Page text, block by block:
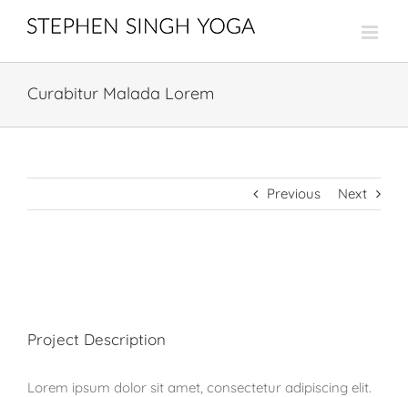
content
Curabitur Malada Lorem
Previous Next
Project Description
Lorem ipsum dolor sit amet, consectetur adipiscing elit.